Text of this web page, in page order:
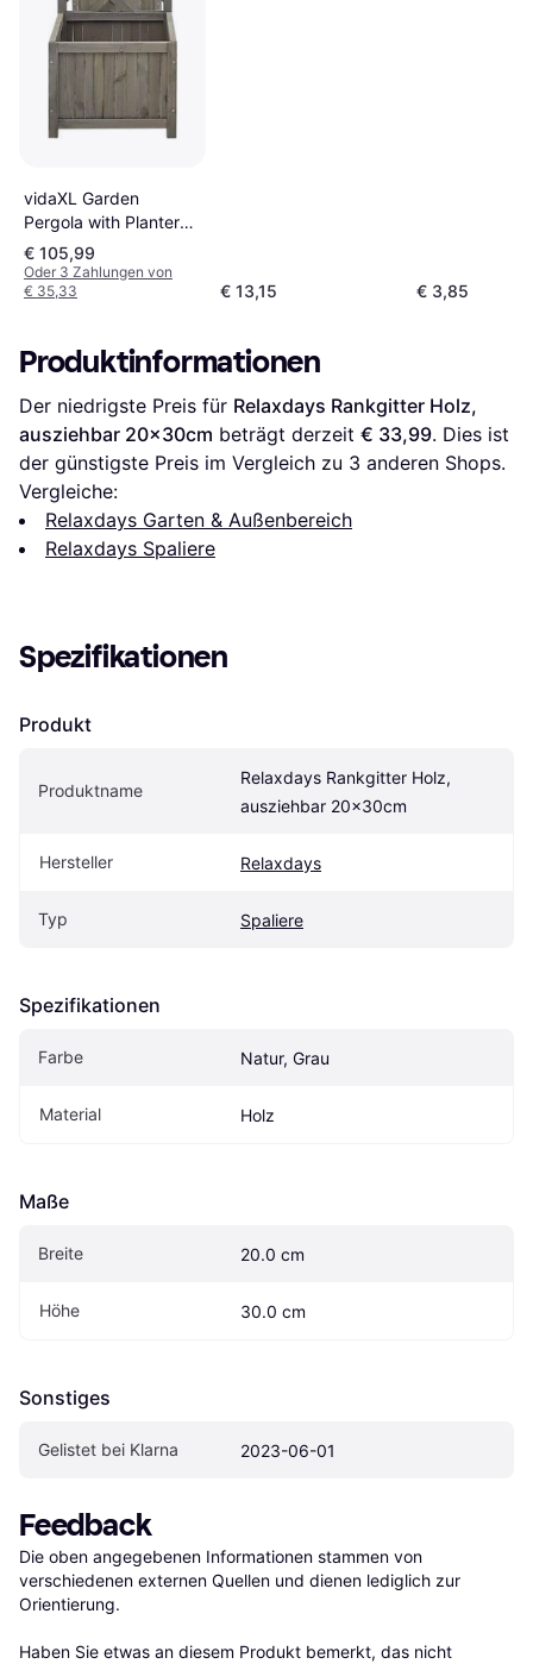
vidaXL Garden
Pergola with Planter
Grey Firwood
300x110cm
€ 105,99
Oder 3 Zahlungen von
€ 35,33
€ 13,15 € 3,85
Produktinformationen
Der niedrigste Preis für Relaxdays Rankgitter Holz,
ausziehbar 20x30cm beträgt derzeit € 33,99. Dies ist
der günstigste Preis im Vergleich zu 3 anderen Shops.
Vergleiche:
Relaxdays Garten & Außenbereich
Relaxdays Spaliere
Spezifikationen
Produkt
Produktname
Relaxdays Rankgitter Holz,
ausziehbar 20x30cm
Hersteller Relaxdays
Typ Spaliere
Spezifikationen
Farbe Natur, Grau
Material Holz
Maße
Breite 20.0 cm
Höhe 30.0 cm
Sonstiges
Gelistet bei Klarna 2023-06-01
Feedback
Die oben angegebenen Informationen stammen von
verschiedenen externen Quellen und dienen lediglich zur
Orientierung.
Haben Sie etwas an diesem Produkt bemerkt, das nicht